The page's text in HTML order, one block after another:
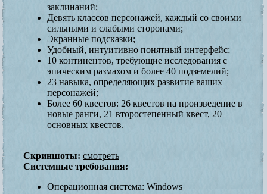
заклинаний;
Девять классов персонажей, каждый со своими
сильными и слабыми сторонами;
Экранные подсказки;
Удобный, интуитивно понятный интерфейс;
10 континентов, требующие исследования с
эпическим размахом и более 40 подземелий;
23 навыка, определяющих развитие ваших
персонажей;
Более 60 квестов: 26 квестов на произведение в
новые ранги, 21 второстепенный квест, 20
основных квестов.
Скриншоты: смотреть
Системные требования:
Операционная система: Windows